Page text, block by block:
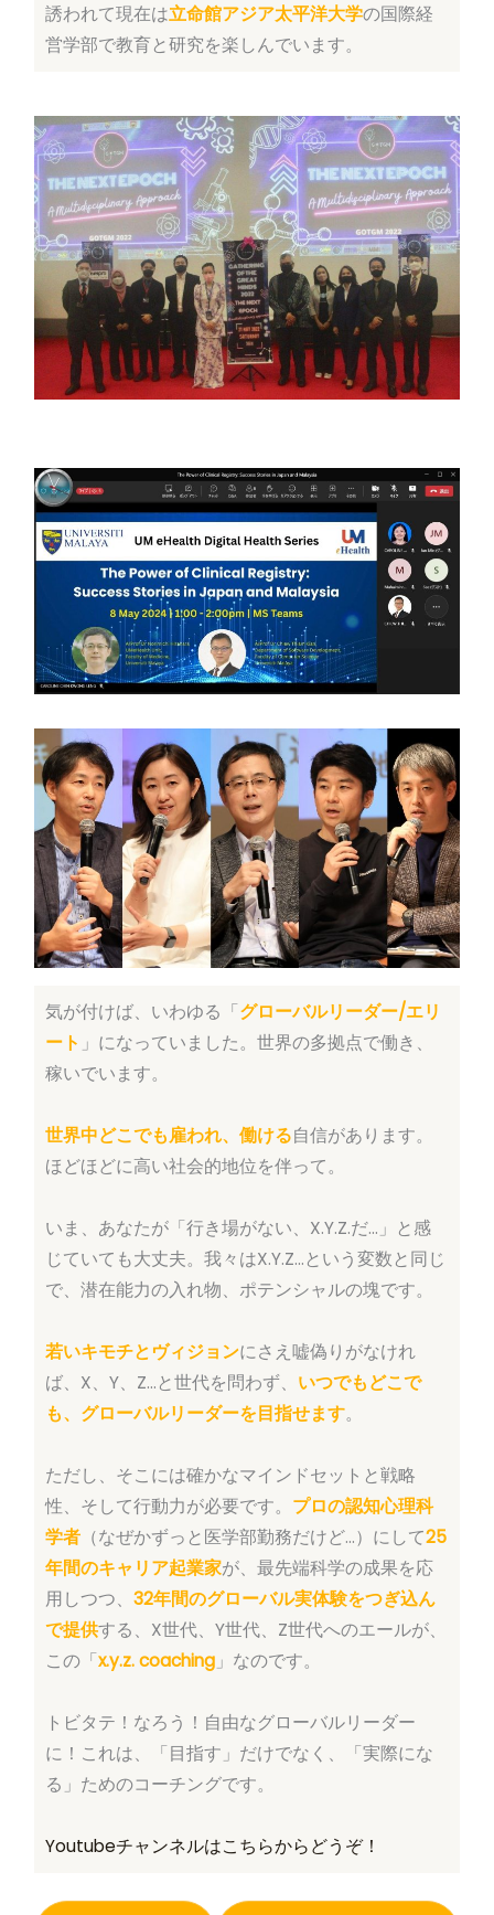
誘われて現在は立命館アジア太平洋大学の国際経
営学部で教育と研究を楽しんでいます。
気が付けば、いわゆる「グローバルリーダー/エリ
ート 」になっていました。世界の多拠点で働き、
稼いでいます。
世界中どこでも雇われ、働ける自信があります。
ほどほどに高い社会的地位を伴って。
いま、あなたが「行き場がない、X.Y.Z.だ…」と感
じていても大丈夫。我々はX.Y.Z…という変数と同じ
で、潜在能力の入れ物、ポテンシャルの塊です。
若いキモチとヴィジョンにさえ嘘偽りがなけれ
ば、X、Y、Z…と世代を問わず、 いつでもどこで
も、グローバルリーダーを目指せます。
ただし、そこには確かなマインドセットと戦略
性、そして行動力が必要です。 プロの認知心理科
学者 （なぜかずっと医学部勤務だけど…）にして25
年間のキャリア起業家が、最先端科学の成果を応
用しつつ、32年間のグローバル実体験をつぎ込ん
で提供する、X世代、Y世代、Z世代へのエールが、
この「x.y.z. coaching 」なのです。
トビタテ！なろう！自由なグローバルリーダー
に！これは、「目指す」だけでなく、「実際にな
る」ためのコーチングです。
Youtubeチャンネルはこちらからどうぞ！